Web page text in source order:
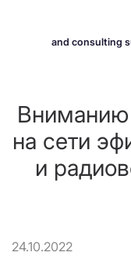
and consulting
Вниманию
на сети
и
24.10.2022